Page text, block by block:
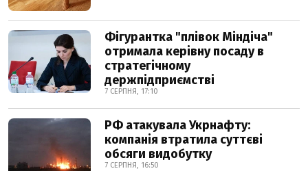
Фігурантка "плівок Міндіча"
отримала керівну посаду в
стратегічному
держпідприємстві
7 СЕРПНЯ, 17:10
РФ атакувала Укрнафту:
компанія втратила суттєві
обсяги видобутку
7 СЕРПНЯ, 16:50